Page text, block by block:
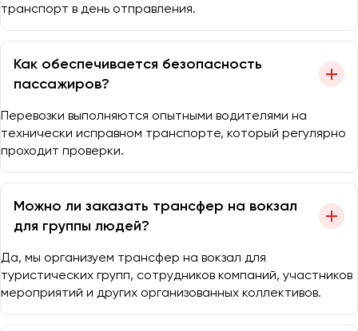
транспорт в день отправления.
Как обеспечивается безопасность
пассажиров?
Перевозки выполняются опытными водителями на
технически исправном транспорте, который регулярно
проходит проверки.
Можно ли заказать трансфер на вокзал
для группы людей?
Да, мы организуем трансфер на вокзал для
туристических групп, сотрудников компаний, участников
мероприятий и других организованных коллективов.